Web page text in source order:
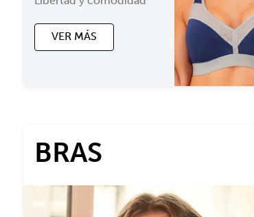
VER MÁS
BRAS